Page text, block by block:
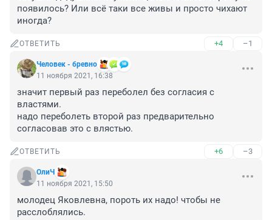
появилось? Или всё таки все живы и просто чихают
иногда?
ОТВЕТИТЬ +4 –1
Человек - брeвно
11 ноября 2021, 16:38
значит первый раз переболел без согласия с
властями.
надо переболеть второй раз предварительно
согласовав это с влястью.
ОТВЕТИТЬ +6 –3
ОлиЧ
11 ноября 2021, 15:50
молодец Яковлевна, пороть их надо! чтобы не
расслоблялись.